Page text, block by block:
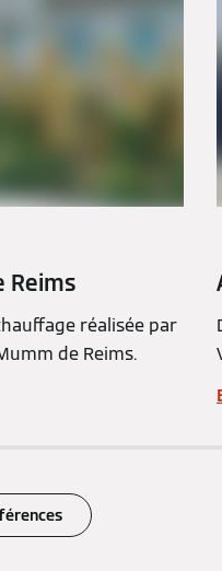
Reims
réalisée par
de Reims.